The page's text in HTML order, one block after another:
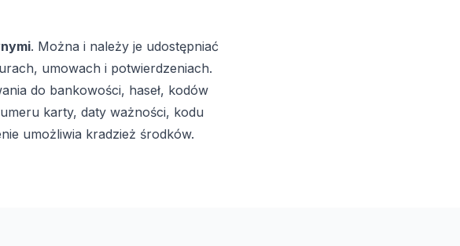
. Można i należy je udostępniać
umowach i potwierdzeniach.
do bankowości, haseł, kodów
karty, daty ważności, kodu
umożliwia kradzież środków.